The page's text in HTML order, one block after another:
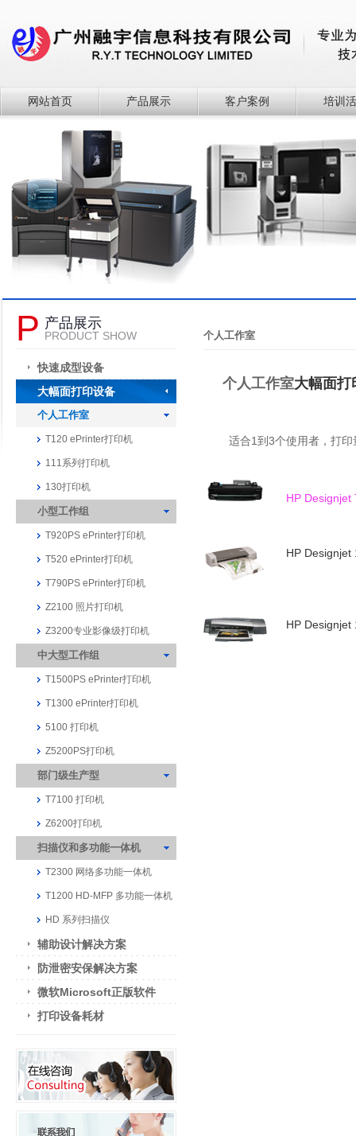
网站首页 产品展示 客户案例 培训
产品展示
P PRODUCT SHOW
快速成型设备
大幅面打印设备
个人工作室
T120 ePrinter打印机
111系列打印机
130打印机
小型工作组
T920PS ePrinter打印机
T520 ePrinter打印机
T790PS ePrinter打印机
Z2100 照片打印机
Z3200专业影像级打印机
中大型工作组
T1500PS ePrinter打印机
T1300 ePrinter打印机
5100 打印机
Z5200PS打印机
部门级生产型
T7100 打印机
Z6200打印机
扫描仪和多功能一体机
T2300 网络多功能一体机
T1200 HD-MFP 多功能一体机
HD 系列扫描仪
辅助设计解决方案
防泄密安保解决方案
微软Microsoft正版软件
打印设备耗材
个人工作室
个人工作室大幅面打
适合1到3个使用者，打
HP
HP Designjet
HP Designjet